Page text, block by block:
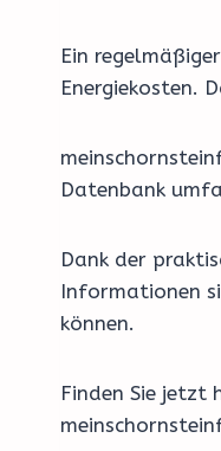
Ein
Energiekosten.
Datenbank
Dank der
Informationen
können.
Finden Sie jetzt